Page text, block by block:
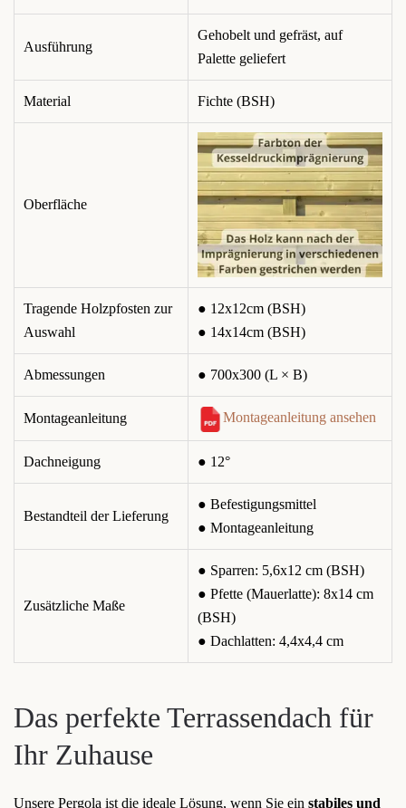
Ausführung
Gehobelt und gefräst, auf
Palette geliefert
Material Fichte (BSH)
Oberfläche
Tragende Holzpfosten zur
Auswahl
● 12x12cm (BSH)
● 14x14cm (BSH)
Abmessungen ● 700x300 (L × B)
Montageanleitung Montageanleitung ansehen
Dachneigung ● 12°
Bestandteil der Lieferung
● Befestigungsmittel
● Montageanleitung
Zusätzliche Maße
● Sparren: 5,6x12 cm (BSH)
● Pfette (Mauerlatte): 8x14 cm
(BSH)
● Dachlatten: 4,4x4,4 cm
Das perfekte Terrassendach für
Ihr Zuhause
Unsere Pergola ist die ideale Lösung, wenn Sie ein stabiles und